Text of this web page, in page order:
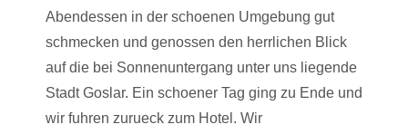
Abendessen in der schoenen Umgebung gut
schmecken und genossen den herrlichen Blick
auf die bei Sonnenuntergang unter uns liegende
Stadt Goslar. Ein schoener Tag ging zu Ende und
wir fuhren zurueck zum Hotel. Wir